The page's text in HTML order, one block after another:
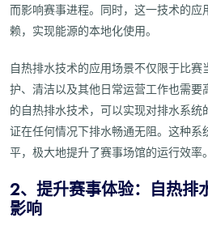
而影响赛事进程。同时，这一技术的
赖，实现能源的本地化使用。
自热排水技术的应用场景不仅限于比
护、清洁以及其他日常运营工作也需
的自热排水技术，可以实现对排水系
证在任何情况下排水畅通无阻。这种
平，极大地提升了赛事场馆的运行效率。
2、提升赛事体验：自热排
影响